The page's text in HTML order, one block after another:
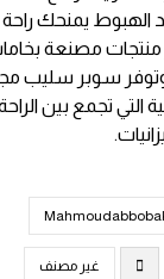
الهبوط يمنحك راحة
منتجات مصنعة
سوبر سليب
التي تجمع بين
غير مصنف